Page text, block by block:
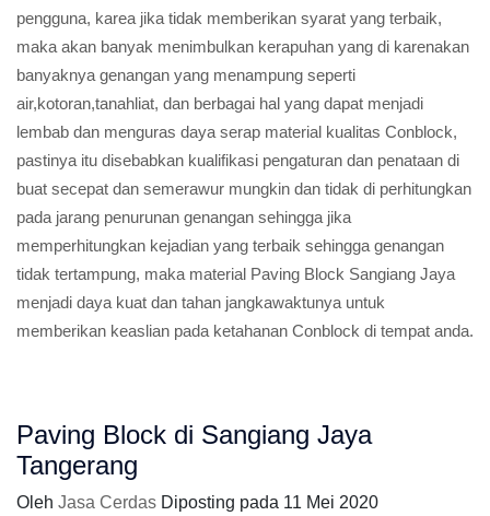
pengguna, karea jika tidak memberikan syarat yang terbaik,
maka akan banyak menimbulkan kerapuhan yang di karenakan
banyaknya genangan yang menampung seperti
air,kotoran,tanahliat, dan berbagai hal yang dapat menjadi
lembab dan menguras daya serap material kualitas Conblock,
pastinya itu disebabkan kualifikasi pengaturan dan penataan di
buat secepat dan semerawur mungkin dan tidak di perhitungkan
pada jarang penurunan genangan sehingga jika
memperhitungkan kejadian yang terbaik sehingga genangan
tidak tertampung, maka material Paving Block Sangiang Jaya
menjadi daya kuat dan tahan jangkawaktunya untuk
memberikan keaslian pada ketahanan Conblock di tempat anda.
Paving Block di Sangiang Jaya
Tangerang
Oleh Jasa Cerdas Diposting pada 11 Mei 2020